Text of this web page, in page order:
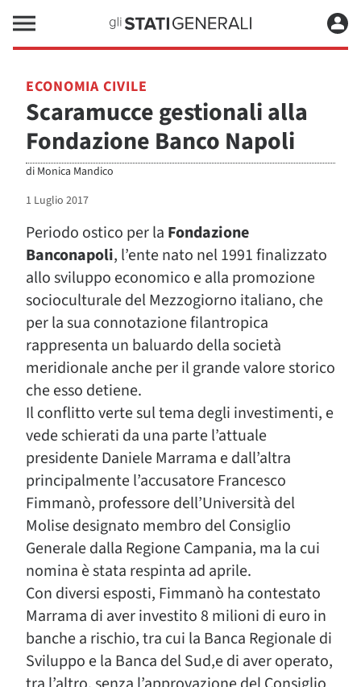
ECONOMIA CIVILE
Scaramucce gestionali alla
Fondazione Banco Napoli
di Monica Mandico
1 Luglio 2017
Periodo ostico per la Fondazione
Banconapoli, l’ente nato nel 1991 finalizzato
allo sviluppo economico e alla promozione
socioculturale del Mezzogiorno italiano, che
per la sua connotazione filantropica
rappresenta un baluardo della società
meridionale anche per il grande valore storico
che esso detiene.
Il conflitto verte sul tema degli investimenti, e
vede schierati da una parte l’attuale
presidente Daniele Marrama e dall’altra
principalmente l’accusatore Francesco
Fimmanò, professore dell’Università del
Molise designato membro del Consiglio
Generale dalla Regione Campania, ma la cui
nomina è stata respinta ad aprile.
Con diversi esposti, Fimmanò ha contestato
Marrama di aver investito 8 milioni di euro in
banche a rischio, tra cui la Banca Regionale di
Sviluppo e la Banca del Sud,e di aver operato,